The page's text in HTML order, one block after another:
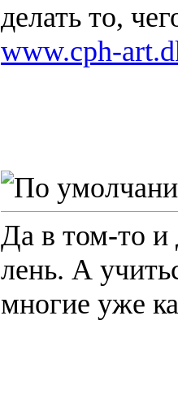
делать то,
www.cph-
Да в том-то и
лень. А
многие уже